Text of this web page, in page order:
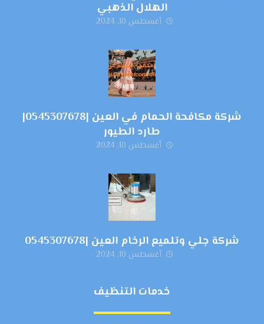
الهلال الذهبي
أغسطس 10, 2024
شركة مكافحة الحمام في العين |0545307678|
طارد الطيور
أغسطس 10, 2024
شركة جلي وتلميع الرخام العين |0545307678
أغسطس 10, 2024
خدمات التنظيف